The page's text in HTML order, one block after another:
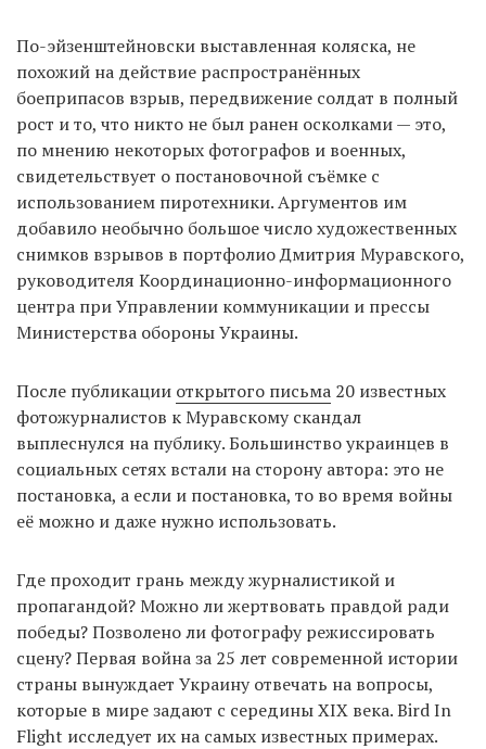
По-эйзенштейновски выставленная коляска, не
похожий на действие распространённых
боеприпасов взрыв, передвижение солдат в полный
рост и то, что никто не был ранен осколками — это,
по мнению некоторых фотографов и военных,
свидетельствует о постановочной съёмке с
использованием пиротехники. Аргументов им
добавило необычно большое число художественных
снимков взрывов в портфолио Дмитрия Муравского,
руководителя Координационно-информационного
центра при Управлении коммуникации и прессы
Министерства обороны Украины.
После публикации открытого письма 20 известных
фотожурналистов к Муравскому скандал
выплеснулся на публику. Большинство украинцев в
социальных сетях встали на сторону автора: это не
постановка, а если и постановка, то во время войны
её можно и даже нужно использовать.
Где проходит грань между журналистикой и
пропагандой? Можно ли жертвовать правдой ради
победы? Позволено ли фотографу режиссировать
сцену? Первая война за 25 лет современной истории
страны вынуждает Украину отвечать на вопросы,
которые в мире задают с середины XIX века. Bird In
Flight исследует их на самых известных примерах.